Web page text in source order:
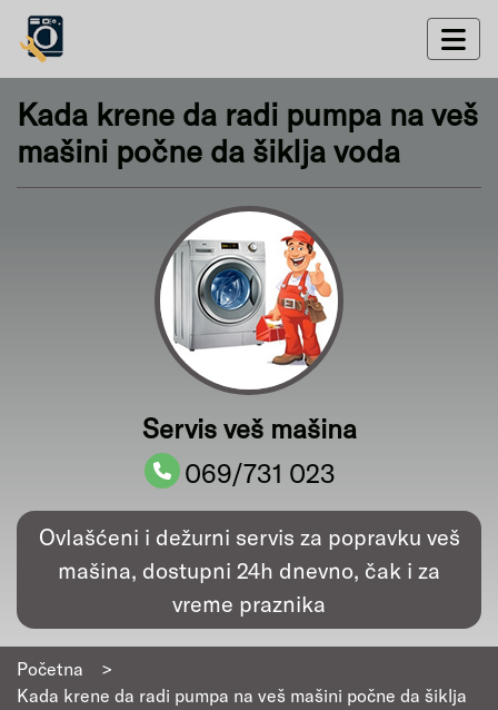
Kada krene da radi pumpa na veš
mašini počne da šiklja voda
Servis veš mašina
069/731 023
Ovlašćeni i dežurni servis za popravku veš
mašina, dostupni 24h dnevno, čak i za
vreme praznika
Početna
>
Kada krene da radi pumpa na veš mašini počne da šiklja